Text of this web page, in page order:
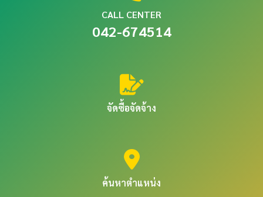
CALL CENTER
042-674514
จัดซื้อจัดจ้าง
ค้นหาตำแหน่ง